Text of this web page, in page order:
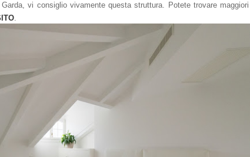
vi consiglio vivamente questa struttura. Potete trovare maggiori
.